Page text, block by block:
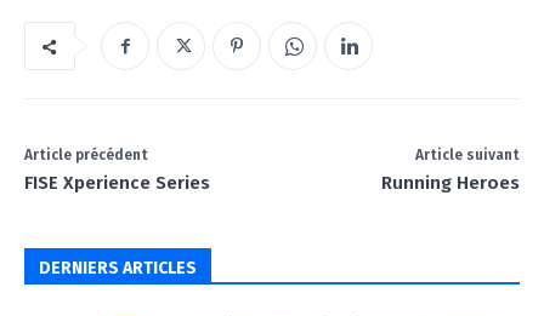
Article précédent
FISE Xperience Series
Article suivant
Running Heroes
DERNIERS ARTICLES